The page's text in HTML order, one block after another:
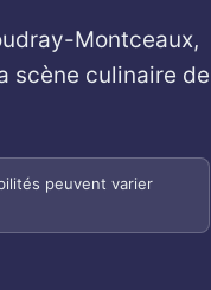
Montceaux,
scène culinaire de
peuvent varier